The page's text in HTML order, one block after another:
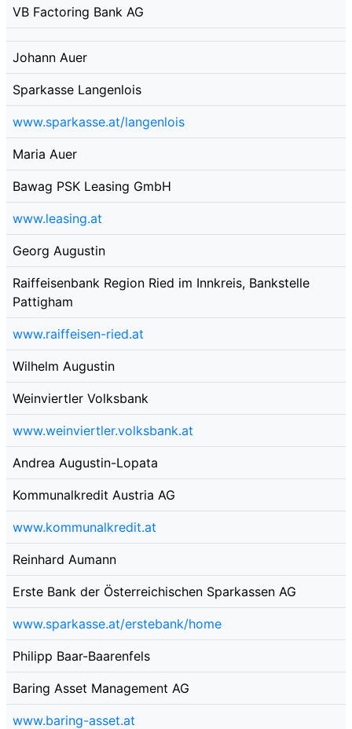
VB Factoring Bank AG
Johann Auer
Sparkasse Langenlois
www.sparkasse.at/langenlois
Maria Auer
Bawag PSK Leasing GmbH
www.leasing.at
Georg Augustin
Raiffeisenbank Region Ried im Innkreis, Bankstelle
Pattigham
www.raiffeisen-ried.at
Wilhelm Augustin
Weinviertler Volksbank
www.weinviertler.volksbank.at
Andrea Augustin-Lopata
Kommunalkredit Austria AG
www.kommunalkredit.at
Reinhard Aumann
Erste Bank der Österreichischen Sparkassen AG
www.sparkasse.at/erstebank/home
Philipp Baar-Baarenfels
Baring Asset Management AG
www.baring-asset.at